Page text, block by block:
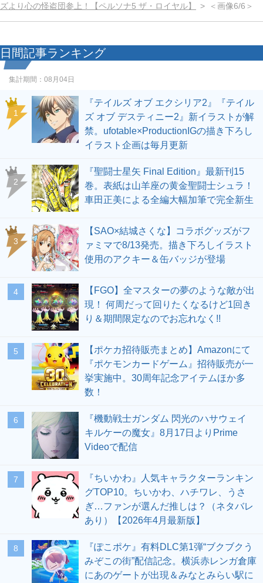
ズより心の怪盗団参上！【ペルソナ5 ザ・ロイヤル】
＜画像6/6＞
日間記事ランキング
集計期間： 08月04日
1
『テイルズ オブ エクシリア2』『テイル
ズ オブ デスティニー2』新イラストが解
禁。ufotable×ProductionIGの描き下ろし
イラスト企画は毎月更新
2
『聖闘士星矢 Final Edition』最新刊15
巻。表紙は山羊座の黄金聖闘士シュラ！
車田正美による全編大幅加筆で完全新生
3
【SAO×結城さくな】コラボグッズがフ
ァミマで8/13発売。描き下ろしイラスト
使用のアクキー＆缶バッジが登場
4
【FGO】全マスターの夢のような敵が出
現！ 何周だって回りたくなるけど1回き
り＆期間限定なのでお忘れなく!!
5
【ポケカ招待販売まとめ】Amazonにて
『ポケモンカードゲーム』招待販売が一
挙実施中。30周年記念アイテムほか多
数！
6
『機動戦士ガンダム 閃光のハサウェイ
キルケーの魔女』8月17日よりPrime
Videoで配信
7
『ちいかわ』人気キャラクターランキン
グTOP10。ちいかわ、ハチワレ、うさ
ぎ…ファンが選んだ推しは？（ネタバレ
あり）【2026年4月最新版】
8
『ぽこポケ』有料DLC第1弾“ブクブクう
みぞこの街”配信記念。横浜赤レンガ倉庫
にあのゲートが出現＆みなとみらい駅に